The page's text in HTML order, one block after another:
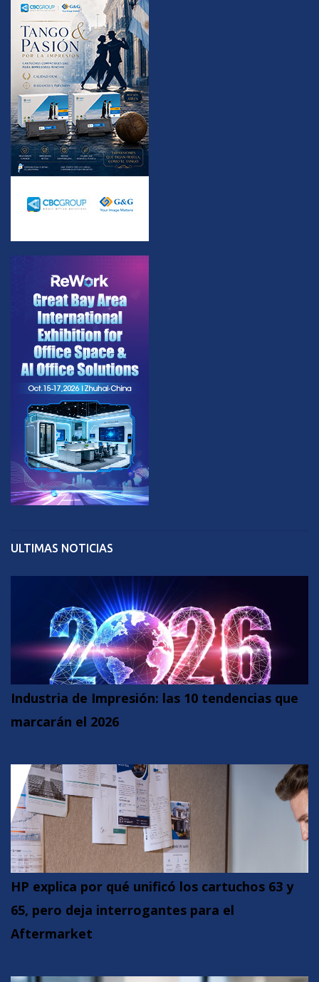
ULTIMAS NOTICIAS
Industria de Impresión: las 10 tendencias que
marcarán el 2026
HP explica por qué unificó los cartuchos 63 y
65, pero deja interrogantes para el
Aftermarket